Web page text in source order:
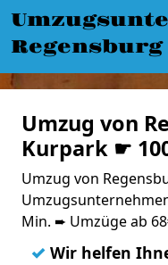
Regensburg
Umzug von
Kurpark ☛
Umzug von
Min. ➨ Umzüge ab
✓ Wir helfen